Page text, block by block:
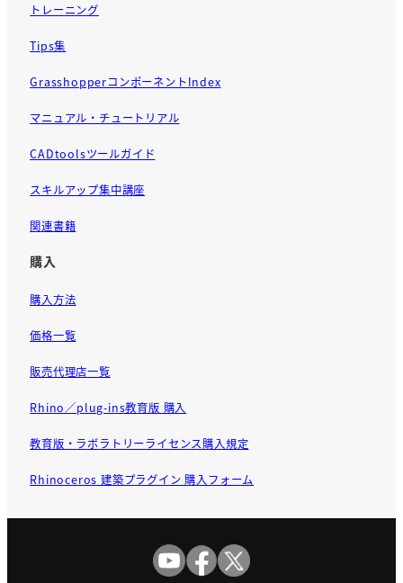
トレーニング
Tips集
GrasshopperコンポーネントIndex
マニュアル・チュートリアル
CADtoolsツールガイド
スキルアップ集中講座
関連書籍
購入
購入方法
価格一覧
販売代理店一覧
Rhino／plug-ins教育版 購入
教育版・ラボラトリーライセンス購入規定
Rhinoceros 建築プラグイン 購入フォーム